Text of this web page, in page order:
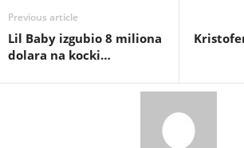
Previous article
Lil Baby izgubio 8 miliona
dolara na kocki…